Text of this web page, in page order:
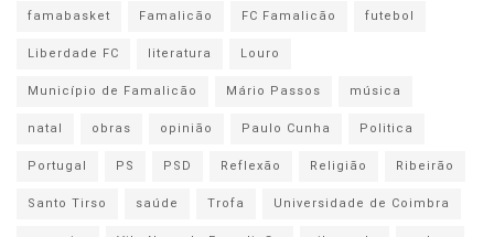
famabasket
Famalicão FC Famalicão
futebol
Liberdade FC
literatura
Louro
Município de Famalicão
Mário Passos
música
natal
obras opinião Paulo Cunha
Politica
Portugal
PS PSD Reflexão Religião
Ribeirão
Santo Tirso
saúde Trofa
Universidade de Coimbra